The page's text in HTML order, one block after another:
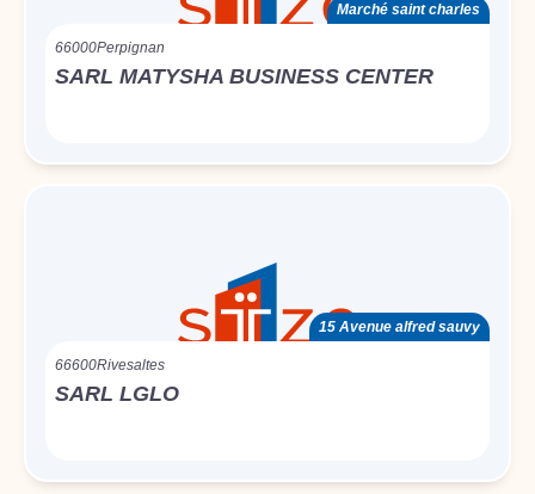
Marché saint charles
66000Perpignan
SARL MATYSHA BUSINESS CENTER
15 Avenue alfred sauvy
66600Rivesaltes
SARL LGLO